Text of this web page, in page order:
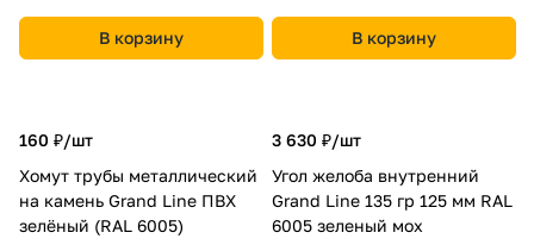
В корзину В корзину
160 ₽/шт
Хомут трубы металлический
на камень Grand Line ПВХ
зелёный (RAL 6005)
3 630 ₽/шт
Угол желоба внутренний
Grand Line 135 гр 125 мм RAL
6005 зеленый мох